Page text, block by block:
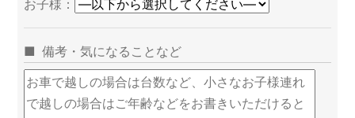
お子様：
備考・気になることなど